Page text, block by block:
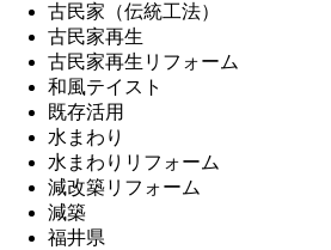
古民家（伝統工法）
古民家再生
古民家再生リフォーム
和風テイスト
既存活用
水まわり
水まわりリフォーム
減改築リフォーム
減築
福井県